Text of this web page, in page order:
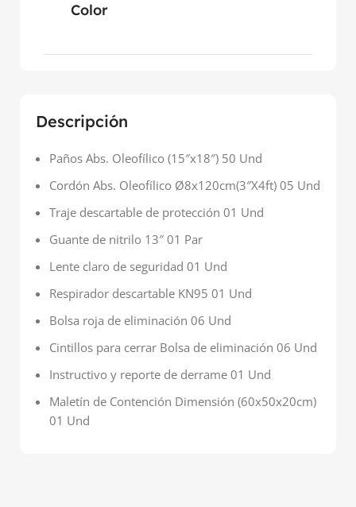
Descripción
Paños Abs. Oleofílico (15″x18″) 50 Und
Cordón Abs. Oleofílico Ø8x120cm(3″X4ft) 05 Und
Traje descartable de protección 01 Und
Guante de nitrilo 13″ 01 Par
Lente claro de seguridad 01 Und
Respirador descartable KN95 01 Und
Bolsa roja de eliminación 06 Und
Cintillos para cerrar Bolsa de eliminación 06 Und
Instructivo y reporte de derrame 01 Und
Maletín de Contención Dimensión (60x50x20cm)
01 Und
Color